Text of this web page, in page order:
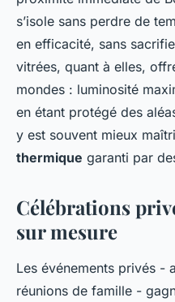
s’isole sans perdre de
en efficacité, sans
vitrées, quant à elles,
mondes : luminosité
en étant protégé des
y est souvent mieux
thermique garanti par
Célébrations
sur mesure
Les événements privés -
réunions de famille -